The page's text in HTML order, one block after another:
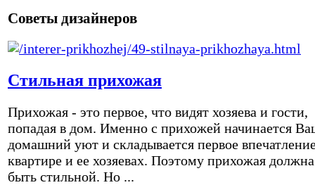
Советы дизайнеров
Стильная прихожая
Прихожая - это первое, что видят хозяева и гости,
попадая в дом. Именно с прихожей начинается
домашний уют и складывается первое
квартире и ее хозяевах. Поэтому прихожая должна
быть стильной. Но ...